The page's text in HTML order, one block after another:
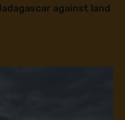
against land